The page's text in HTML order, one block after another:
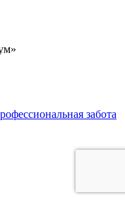
забота